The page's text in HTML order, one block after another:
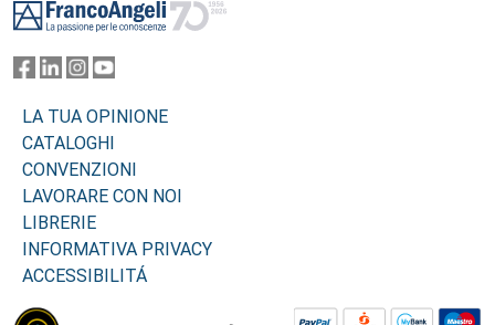
LA TUA OPINIONE
CATALOGHI
CONVENZIONI
LAVORARE CON NOI
LIBRERIE
INFORMATIVA PRIVACY
ACCESSIBILITÁ